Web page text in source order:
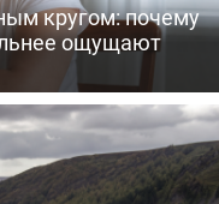
кругом: почему
ощущают